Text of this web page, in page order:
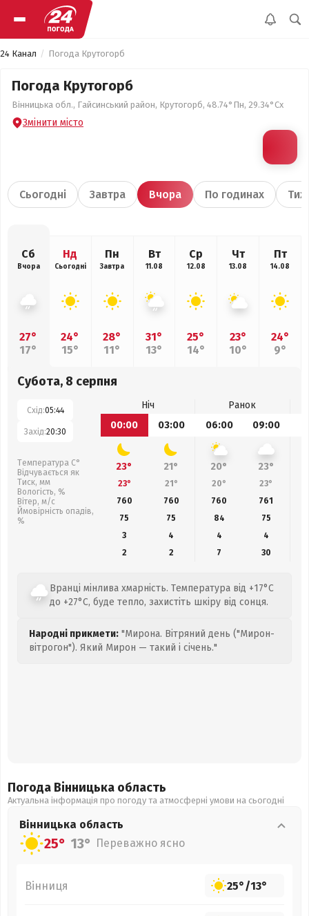
24 Канал Погода Крутогорб
Погода Крутогорб
Вінницька обл., Гайсинський район, Крутогорб, 48.74°Пн, 29.34°Сх
Змінити місто
Сьогодні Завтра Вчора По годинах
Сб
Вчора
27°
17°
Нд
Сьогодні
24°
15°
Пн
Завтра
28°
11°
Вт
11.08
31°
13°
Ср
12.08
25°
14°
Чт
13.08
23°
10°
Пт
14.08
24°
9°
Субота, 8 серпня
Схід:05:44
Захід:20:30
Температура С°
Відчувається як
Тиск, мм
Вологість, %
Вітер, м/с
Ймовірність опадів,
%
Ніч
Ранок
00:00
03:00 06:00 09:00
23° 21° 20° 23°
23° 21° 20° 23°
760
760 760 761
75
75 84 75
3
4 4
4
2
2 7 30
Вранці мінлива хмарність. Температура від +17°C
до +27°C, буде тепло, захистіть шкіру від сонця.
Народні прикмети: "Мирона. Вітряний день ("Мирон-
вітрогон"). Який Мирон — такий і січень."
Погода Вінницька область
Актуальна інформація про погоду та атмосферні умови на сьогодні
Вінницька область
25° 13° Переважно ясно
Вінниця 25°/13°